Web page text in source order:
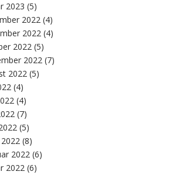
2023 (5)
2022 (4)
2022 (4)
2022 (5)
2022 (7)
2022 (5)
(4)
(4)
(7)
(5)
(8)
2022 (6)
2022 (6)